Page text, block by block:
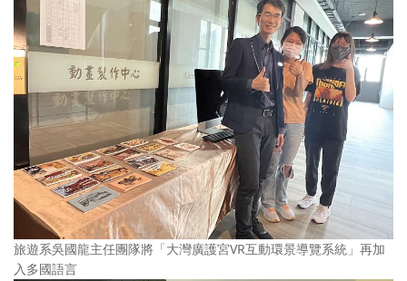
旅遊系吳國龍主任團隊將「大灣廣護宮VR互動環景導覽系統」再加
入多國語言